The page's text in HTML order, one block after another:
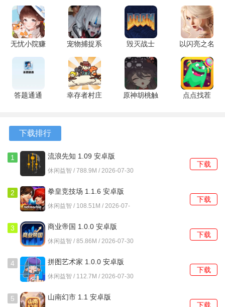
游戏特色
1、角色养成系统包含十四棵技能树，超过一百五十种技能可
供升级，允许玩家依据自己的生存策略，侧重发展战斗、制
造或贸易等不同方向。
附带超过一百五十种不同的属性词条，使得装备搭配拥有极
高的研究空间。
3、引入了独特的神器收集要素，这些特殊物品往往具备强大
的基础属性或触发罕见效果，是应对废土严峻挑战的关键助
力。
游戏优势
1、资源获取途径明确分为野外直接采集与建筑内部探索两
种，矿洞、图书馆等地点能产出更为稀缺的材料，目标清
2、任务体系结构分明，主线任务引导玩家解锁新区域与功
长。
无忧小院赚
钱版 1.1.4
安卓版
宠物捕捉系
统 3.0 安卓
版
毁灭战士
1.0.0 安卓
版
以闪亮之名
新马
1.2.602 安
卓版
答题通通
幸存者村庄
原神胡桃触
点点找茬
下载排行
1 流浪先知 1.09 安卓版
休闲益智 / 788.9M / 2026-07-30
下载
2 拳皇竞技场 1.1.6 安卓版
休闲益智 / 108.51M / 2026-07-
下载
3 商业帝国 1.0.0 安卓版
休闲益智 / 85.86M / 2026-07-30
下载
4 拼图艺术家 1.0.0 安卓版
休闲益智 / 112.7M / 2026-07-30
下载
5 山南幻市 1.1 安卓版
下载